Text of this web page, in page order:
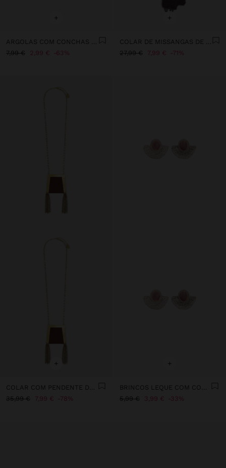
+
7,99 €
2,99 € 63%
+
27,99 €
7,99 € 71%
+
COLAR COM PENDENTE DE BOLSO
35,99 €
7,99 € 78%
+
BRINCOS LEQUE COM CONCHAS
5,99 €
3,99 € 33%